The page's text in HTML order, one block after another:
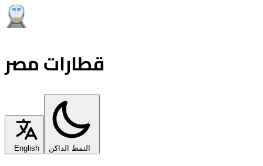
قطارات مصر
English النمط الداكن